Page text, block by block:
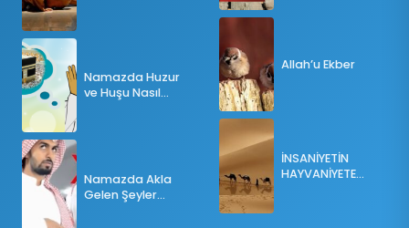
Namazda Huzur
ve Huşu Nasıl
Namazda Akla
Gelen Şeyler
Allah’u Ekber
İNSANİYETİN
HAYVANİYETE